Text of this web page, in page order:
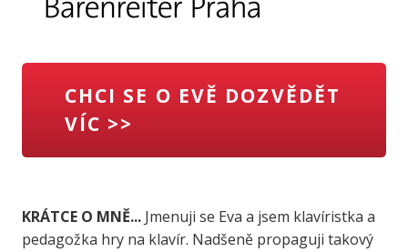
CHCI SE O EVĚ DOZVĚDĚT
VÍC >>
KRÁTCE O MNĚ...Jmenuji se Eva a jsem klavíristka a
pedagožka hry na klavír. Nadšeně propaguji takový